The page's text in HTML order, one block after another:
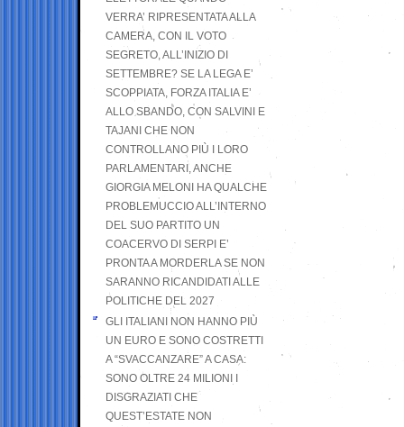
VERRA’ RIPRESENTATA ALLA
CAMERA, CON IL VOTO
SEGRETO, ALL’INIZIO DI
SETTEMBRE? SE LA LEGA E’
SCOPPIATA, FORZA ITALIA E’
ALLO SBANDO, CON SALVINI E
TAJANI CHE NON
CONTROLLANO PIÙ I LORO
PARLAMENTARI, ANCHE
GIORGIA MELONI HA QUALCHE
PROBLEMUCCIO ALL’INTERNO
DEL SUO PARTITO UN
COACERVO DI SERPI E’
PRONTA A MORDERLA SE NON
SARANNO RICANDIDATI ALLE
POLITICHE DEL 2027
GLI ITALIANI NON HANNO PIÙ
UN EURO E SONO COSTRETTI
A “SVACCANZARE” A CASA:
SONO OLTRE 24 MILIONI I
DISGRAZIATI CHE
QUEST’ESTATE NON